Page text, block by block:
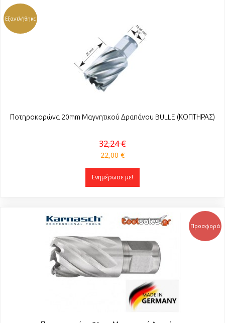
Εξαντλήθηκε
Ποτηροκορώνα 20mm Μαγνητικού Δραπάνου BULLE (ΚΟΠΤΗΡΑΣ)
32,24 €
22,00 €
Ενημέρωσε με!
Προσφορά